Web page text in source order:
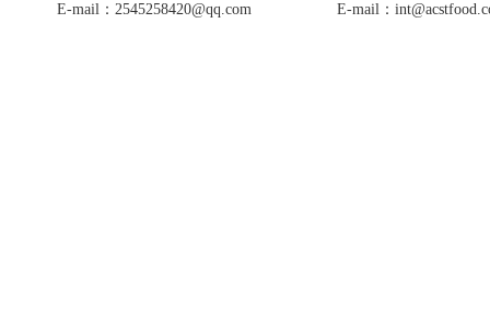
E-mail：2545258420@qq.com E-mail：